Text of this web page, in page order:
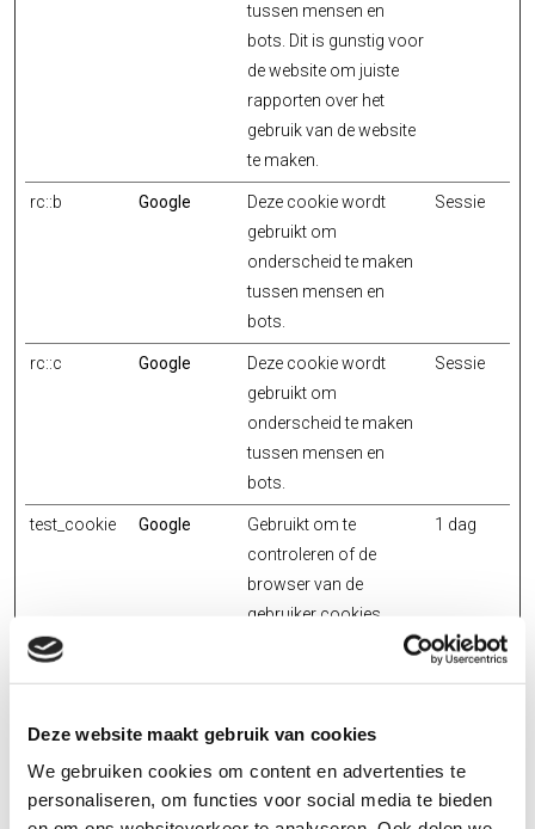
Deze website maakt gebruik van cookies
We gebruiken cookies om content en advertenties te
personaliseren, om functies voor social media te bieden
tussen mensen en
bots. Dit is gunstig voor
de website om juiste
rapporten over het
gebruik van de website
te maken.
rc::b Google
Deze cookie wordt
gebruikt om
onderscheid te maken
tussen mensen en
bots.
Sessie
rc::c Google
Deze cookie wordt
gebruikt om
onderscheid te maken
tussen mensen en
bots.
Sessie
test_cookie Google
Gebruikt om te
controleren of de
browser van de
gebruiker cookies
1 dag
Statistieken (2)
Statistische cookies helpen eigenaren van websites begrijpen
hoe bezoekers hun website gebruiken, door anoniem gegevens